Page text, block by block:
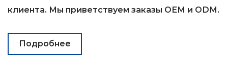
клиента. Мы приветствуем заказы OEM и ODM.
Подробнее